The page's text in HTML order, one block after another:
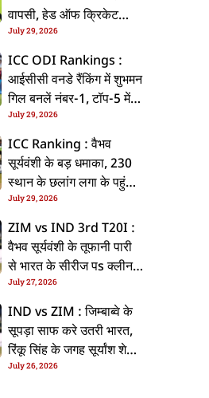
वापसी, हेड ऑफ क्रिकेट
स्ट्रेटजी के जिम्मेदारी संभरिहें
July 29, 2026
ICC ODI Rankings :
आईसीसी वनडे रैंकिंग में शुभमन
गिल बनलें नंबर-1, टॉप-5 में
भारत के तीन बल्लेबाज
July 29, 2026
ICC Ranking : वैभव
सूर्यवंशी के बड़ धमाका, 230
स्थान के छलांग लगा के पहुंचलें
48वां नंबर पs
July 29, 2026
ZIM vs IND 3rd T20I :
वैभव सूर्यवंशी के तूफानी पारी
से भारत के सीरीज पs क्लीन
स्वीप, जिम्बाब्वे 35 रन से
हारल
July 27, 2026
IND vs ZIM : जिम्बाब्वे के
सूपड़ा साफ करे उतरी भारत,
रिंकू सिंह के जगह सूर्यांश शेडगे
के मिल सकेला मवका
July 26, 2026